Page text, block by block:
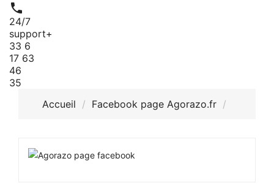

24/7
support+
33 6
17 63
46
35
Accueil Facebook page Agorazo.fr